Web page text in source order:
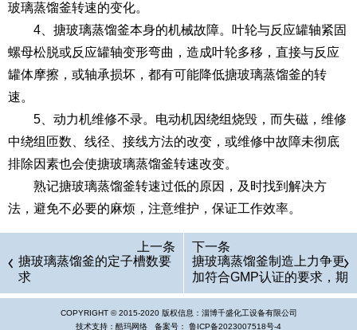
玻璃蒸馏釜转速的变化。
4、搪玻璃蒸馏釜本身的机械故障。叶轮与反应罐轴紧固
螺母松脱或反应罐轴变形弯曲，造成叶轮多移，直接与反应
罐体摩擦，或轴承损坏，都有可能降低搪玻璃蒸馏釜的转
速。
5、动力机维修不录。电动机因绕组烧毁，而失磁，维修
中绕组匝数、线径、接线方法的改变，或维修中故障未彻底
排除因素也会使搪玻璃蒸馏釜转速改变。
熟记搪玻璃蒸馏釜转速过低的原因，及时找到解决方
法，避免不必要的麻烦，注意维护，保证工作效率。
上一条
搪玻璃蒸馏釜的定子槽数要
求
下一条
搪玻璃蒸馏釜制造上力争更
加符合GMP认证的要求，期
望在多个领域得到广泛应用
COPYRIGHT © 2015-2020 版权信息：淄博千盛化工设备有限公司
技术支持：酷玛网络 备案号： 鲁ICP备2023007518号-4